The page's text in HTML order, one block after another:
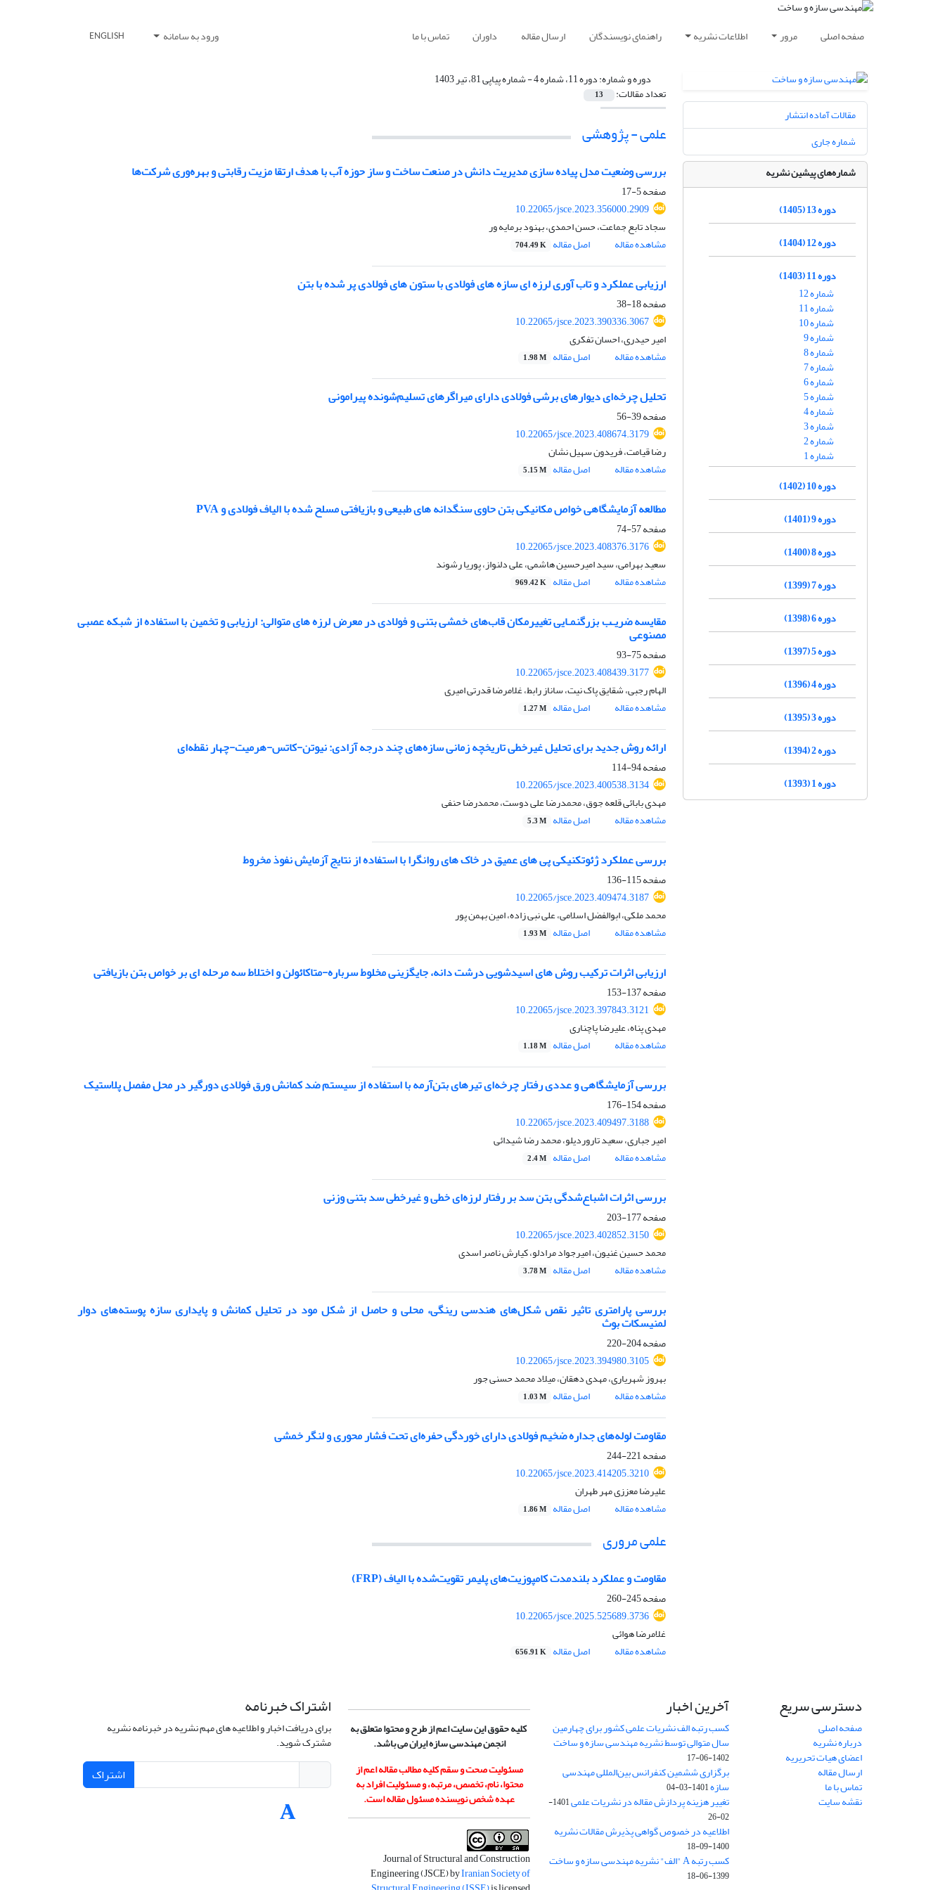
صفحه اصلی مرور اطلاعات نشریه راهنمای نویسندگان ارسال مقاله داوران تماس با ما ورود به سامانه ENGLISH
دوره و شماره:دوره 11، شماره 4 - شماره پیاپی 81، تیر 1403
تعداد مقالات: 13
علمی - پژوهشی
بررسی وضعیت مدل پیاده سازی مدیریت دانش در صنعت ساخت و ساز حوزه آب با هدف ارتقا مزیت رقابتی و بهره‌وری شرکت‌ها
صفحه5-17
10.22065/jsce.2023.356000.2909
سجاد تابع جماعت، حسن احمدی، بهنود برمایه ور
مشاهده مقاله
اصل مقاله 704.49 K
ارزیابی عملکرد و تاب آوری لرزه ای سازه های فولادی با ستون های فولادی پر شده با بتن
صفحه18-38
10.22065/jsce.2023.390336.3067
امیر حیدری، احسان تفکری
مشاهده مقاله
اصل مقاله 1.98 M
تحلیل چرخه‌ای دیوارهای برشی فولادی دارای میراگرهای تسلیم‌شونده پیرامونی
صفحه39-56
10.22065/jsce.2023.408674.3179
رضا قیامت، فریدون سهیل نشان
مشاهده مقاله
اصل مقاله 5.15 M
مطالعه آزمایشگاهی خواص مکانیکی بتن حاوی سنگدانه های طبیعی و بازیافتی مسلح شده با الیاف فولادی و PVA
صفحه57-74
10.22065/jsce.2023.408376.3176
سعید بهرامی، سید امیرحسین هاشمی، علی دلنواز، پوریا رشوند
مشاهده مقاله
اصل مقاله 969.42 K
مقایسه ضریـب بزرگنمـایی تغییرمکان قاب‌های خمشی بتنی و فولادی در معرض لرزه های متوالی: ارزیابی و تخمین با استفاده از شبکه عصبی
مصنوعی
صفحه75-93
10.22065/jsce.2023.408439.3177
الهام رجبی، شقایق پاک نیت، ساناز رابط، غلامرضا قدرتی امیری
مشاهده مقاله
اصل مقاله 1.27 M
ارائه روش جدید برای تحلیل غیرخطی تاریخچه زمانی سازه‌های چند درجه آزادی: نیوتن-کاتس-هرمیت-چهار نقطه‌ای
صفحه94-114
10.22065/jsce.2023.400538.3134
مهدی بابائی قلعه جوق، محمدرضا علی دوست، محمدرضا حنفی
مشاهده مقاله
اصل مقاله 5.3 M
بررسی عملکرد ژئوتکنیکی پی های عمیق در خاک های روانگرا با استفاده از نتایج آزمایش نفوذ مخروط
صفحه115-136
10.22065/jsce.2023.409474.3187
محمد ملکی، ابوالفضل اسلامی، علی نبی زاده، امین بهمن پور
مشاهده مقاله
اصل مقاله 1.93 M
ارزیابی اثرات ترکیب روش های اسیدشویی درشت دانه، جایگزینی مخلوط سرباره-متاکائولن و اختلاط سه مرحله ای بر خواص بتن بازیافتی
صفحه137-153
10.22065/jsce.2023.397843.3121
مهدی پناه، علیرضا پاچناری
مشاهده مقاله
اصل مقاله 1.18 M
بررسی آزمایشگاهی و عددی رفتار چرخه‌ای تیرهای بتن‌آرمه با استفاده از سیستم ضد کمانش ورق فولادی دورگیر در محل مفصل پلاستیک
صفحه154-176
10.22065/jsce.2023.409497.3188
امیر جباری، سعید تاروردیلو، محمد رضا شیدائی
مشاهده مقاله
اصل مقاله 2.4 M
بررسی اثرات اشباع‌شدگی بتن سد بر رفتار لرزه‌ای خطی و غیرخطی سد بتنی وزنی
صفحه177-203
10.22065/jsce.2023.402852.3150
محمد حسین غنیون، امیرجواد مرادلو، کیارش ناصر اسدی
مشاهده مقاله
اصل مقاله 3.78 M
بررسی پارامتری تاثیر نقص شکل‌های هندسی رینگی، محلی و حاصل از شکل‌ مود در تحلیل کمانش و پایداری سازه پوسته‌های دوار
لمنیسکات بوث
صفحه204-220
10.22065/jsce.2023.394980.3105
بهروز شهریاری، مهدی دهقان، میلاد محمد حسنی جور
مشاهده مقاله
اصل مقاله 1.03 M
مقاومت لوله‌های جداره ضخیم فولادی دارای خوردگی حفره‌ای تحت فشار محوری و لنگر خمشی
صفحه221-244
10.22065/jsce.2023.414205.3210
علیرضا معززی مهر طهران
مشاهده مقاله
اصل مقاله 1.86 M
علمی مروری
مقاومت و عملکرد بلندمدت کامپوزیت‌های پلیمر تقویت‌شده با الیاف (FRP)
صفحه245-260
10.22065/jsce.2025.525689.3736
غلامرضا هوائی
مشاهده مقاله
اصل مقاله 656.91 K
مقالات آماده انتشار
شماره جاری
شماره‌های پیشین نشریه
دوره 13 (1405)
دوره 12 (1404)
دوره 11 (1403)
شماره 12
شماره 11
شماره 10
شماره 9
شماره 8
شماره 7
شماره 6
شماره 5
شماره 4
شماره 3
شماره 2
شماره 1
دوره 10 (1402)
دوره 9 (1401)
دوره 8 (1400)
دوره 7 (1399)
دوره 6 (1398)
دوره 5 (1397)
دوره 4 (1396)
دوره 3 (1395)
دوره 2 (1394)
دوره 1 (1393)
دسترسی سریع
صفحه اصلی
درباره نشریه
اعضای هیات تحریریه
ارسال مقاله
تماس با ما
نقشه سایت
آخرین اخبار
کسب رتبه الف نشریات علمی کشور برای چهارمین
سال متوالی توسط نشریه مهندسی سازه و ساخت
1402-06-17
برگزاری ششمین کنفرانس بین‌المللی مهندسی
سازه1401-03-04
تغییر هزینه پردازش مقاله در نشریات علمی
1401-
02-26
اطلاعیه در خصوص گواهی پذیرش مقالات نشریه
1400-09-18
کسب رتبه A "الف" نشریه مهندسی سازه و ساخت
1399-06-18
کلیه حقوق این سایت اعم از طرح و محتوا متعلق به
انجمن مهندسی سازه ایران می باشد.
مسئولیت صحت و سقم کلیه مطالب مقاله اعم از
محتوا، نام، تخصص، مرتبه، و مسئولیت افراد به
عهده شخص نویسنده مسئول مقاله است.
Journal of Structural and Construction
Engineering (JSCE) byIranian Society of
اشتراک خبرنامه
برای دریافت اخبار و اطلاعیه های مهم نشریه در خبرنامه نشریه
مشترک شوید.
اشتراک